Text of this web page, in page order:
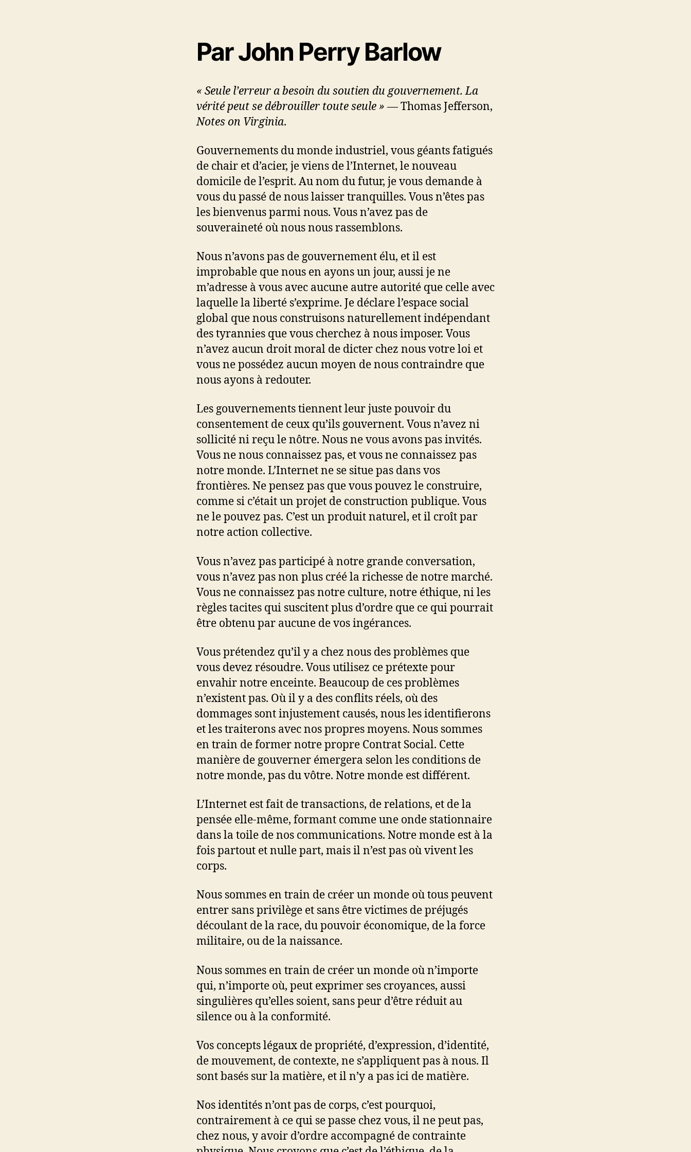
Par John Perry Barlow
« Seule l’erreur a besoin du soutien du gouvernement. La
vérité peut se débrouiller toute seule »— Thomas Jefferson,
Notes on Virginia.
Gouvernements du monde industriel, vous géants fatigués
de chair et d’acier, je viens de l’Internet, le nouveau
domicile de l’esprit. Au nom du futur, je vous demande à
vous du passé de nous laisser tranquilles. Vous n’êtes pas
les bienvenus parmi nous. Vous n’avez pas de
souveraineté où nous nous rassemblons.
Nous n’avons pas de gouvernement élu, et il est
improbable que nous en ayons un jour, aussi je ne
m’adresse à vous avec aucune autre autorité que celle avec
laquelle la liberté s’exprime. Je déclare l’espace social
global que nous construisons naturellement indépendant
des tyrannies que vous cherchez à nous imposer. Vous
n’avez aucun droit moral de dicter chez nous votre loi et
vous ne possédez aucun moyen de nous contraindre que
nous ayons à redouter.
Les gouvernements tiennent leur juste pouvoir du
consentement de ceux qu’ils gouvernent. Vous n’avez ni
sollicité ni reçu le nôtre. Nous ne vous avons pas invités.
Vous ne nous connaissez pas, et vous ne connaissez pas
notre monde. L’Internet ne se situe pas dans vos
frontières. Ne pensez pas que vous pouvez le construire,
comme si c’était un projet de construction publique. Vous
ne le pouvez pas. C’est un produit naturel, et il croît par
notre action collective.
Vous n’avez pas participé à notre grande conversation,
vous n’avez pas non plus créé la richesse de notre marché.
Vous ne connaissez pas notre culture, notre éthique, ni les
règles tacites qui suscitent plus d’ordre que ce qui pourrait
être obtenu par aucune de vos ingérances.
Vous prétendez qu’il y a chez nous des problèmes que
vous devez résoudre. Vous utilisez ce prétexte pour
envahir notre enceinte. Beaucoup de ces problèmes
n’existent pas. Où il y a des conflits réels, où des
dommages sont injustement causés, nous les identifierons
et les traiterons avec nos propres moyens. Nous sommes
en train de former notre propre Contrat Social. Cette
manière de gouverner émergera selon les conditions de
notre monde, pas du vôtre. Notre monde est différent.
L’Internet est fait de transactions, de relations, et de la
pensée elle-même, formant comme une onde stationnaire
dans la toile de nos communications. Notre monde est à la
fois partout et nulle part, mais il n’est pas où vivent les
corps.
Nous sommes en train de créer un monde où tous peuvent
entrer sans privilège et sans être victimes de préjugés
découlant de la race, du pouvoir économique, de la force
militaire, ou de la naissance.
Nous sommes en train de créer un monde où n’importe
qui, n’importe où, peut exprimer ses croyances, aussi
singulières qu’elles soient, sans peur d’être réduit au
silence ou à la conformité.
Vos concepts légaux de propriété, d’expression, d’identité,
de mouvement, de contexte, ne s’appliquent pas à nous. Il
sont basés sur la matière, et il n’y a pas ici de matière.
Nos identités n’ont pas de corps, c’est pourquoi,
contrairement à ce qui se passe chez vous, il ne peut pas,
chez nous, y avoir d’ordre accompagné de contrainte